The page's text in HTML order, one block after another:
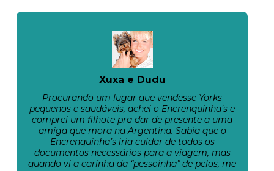
Xuxa e Dudu
Procurando um lugar que vendesse Yorks
pequenos e saudáveis, achei o Encrenquinha’s e
comprei um filhote pra dar de presente a uma
amiga que mora na Argentina. Sabia que o
Encrenquinha’s iria cuidar de todos os
documentos necessários para a viagem, mas
quando vi a carinha da “pessoinha” de pelos, me